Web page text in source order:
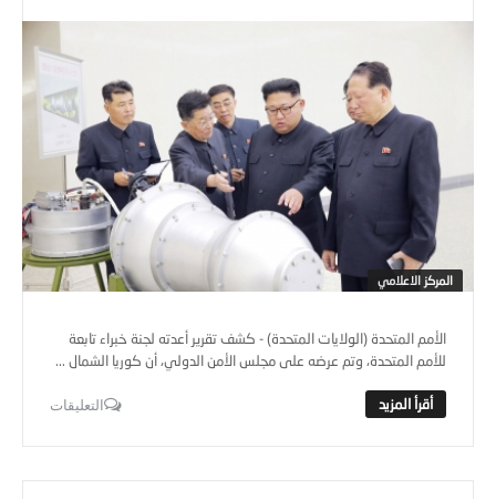
المركز الاعلامي
الأمم المتحدة (الولايات المتحدة) - كشف تقرير أعدته لجنة خبراء تابعة
للأمم المتحدة، وتم عرضه على مجلس الأمن الدولي، أن كوريا الشمال ...
التعليقات